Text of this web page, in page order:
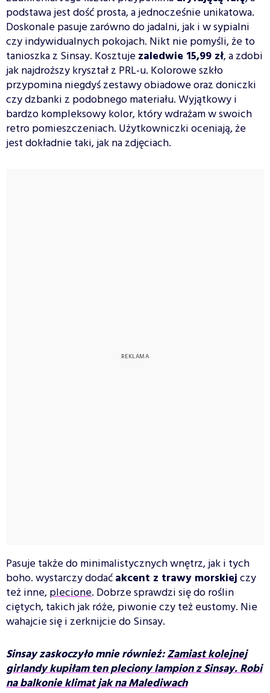
podstawa jest dość prosta, a jednocześnie unikatowa.
Doskonale pasuje zarówno do jadalni, jak i w sypialni
czy indywidualnych pokojach. Nikt nie pomyśli, że to
tanioszka z Sinsay. Kosztujezaledwie 15,99 zł, a zdobi
jak najdroższy kryształ z PRL-u. Kolorowe szkło
przypomina niegdyś zestawy obiadowe oraz doniczki
czy dzbanki z podobnego materiału. Wyjątkowy i
bardzo kompleksowy kolor, który wdrażam w swoich
retro pomieszczeniach. Użytkowniczki oceniają, że
jest dokładnie taki, jak na zdjęciach.
Pasuje także do minimalistycznych wnętrz, jak i tych
boho. wystarczy dodaćakcent z trawy morskiejczy
też inne,plecione. Dobrze sprawdzi się do roślin
ciętych, takich jak róże, piwonie czy też eustomy. Nie
wahajcie się i zerknijcie do Sinsay.
Sinsay zaskoczyło mnie również:Zamiast kolejnej
girlandy kupiłam ten pleciony lampion z Sinsay. Robi
na balkonie klimat jak na Malediwach